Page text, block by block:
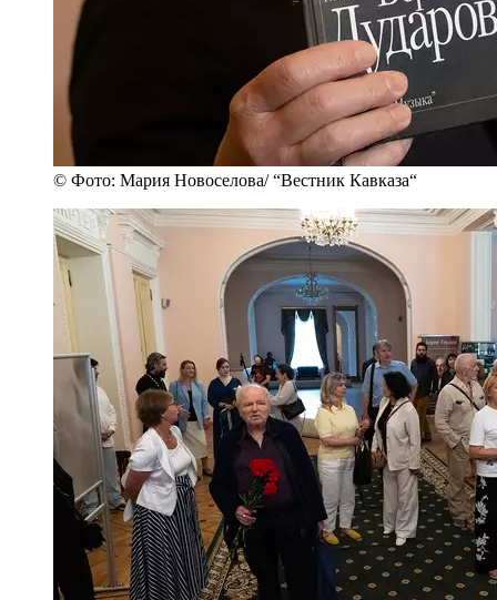
© Фото: Мария Новоселова/ “Вестник Кавказа“